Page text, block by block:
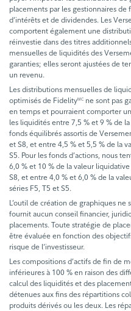
placements par les gestionnaires de
d’intérêts et de dividendes. Les
comportent également une
réinvestie dans des titres
mensuelles de liquidités des
garanties; elles seront ajustées de
un revenu.
Les distributions mensuelles de
optimisés de FidelityMC ne sont pas
en temps et pourraient comporter
les liquidités entre 7,5 % et 9 % de
fonds équilibrés assortis de
et S8, et entre 4,5 % et 5,5 % de la
S5. Pour les fonds d’actions, nous
6,0 % et 10 % de la valeur
S8, et entre 4,0 % et 6,0 % de la
séries F5, T5 et S5.
L’outil de création de graphiques ne
fournit aucun conseil financier,
placements. Toute stratégie de
être évaluée en fonction des
risque de l’investisseur.
Les compositions d’actifs de fin de
inférieures à 100 % en raison des
calcul des liquidités et des
détenues aux fins des répartitions
produits dérivés ou les deux. Les